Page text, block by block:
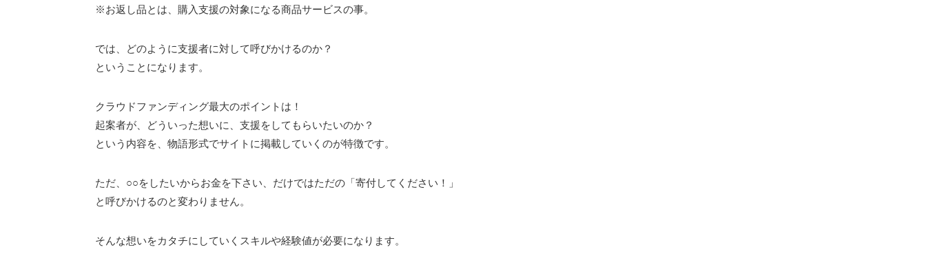
※お返し品とは、購入支援の対象になる商品サービスの事。
では、どのように支援者に対して呼びかけるのか？
ということになります。
クラウドファンディング最大のポイントは！
起案者が、どういった想いに、支援をしてもらいたいのか？
という内容を、物語形式でサイトに掲載していくのが特徴です。
ただ、○○をしたいからお金を下さい、だけではただの「寄付してください！」
と呼びかけるのと変わりません。
そんな想いをカタチにしていくスキルや経験値が必要になります。